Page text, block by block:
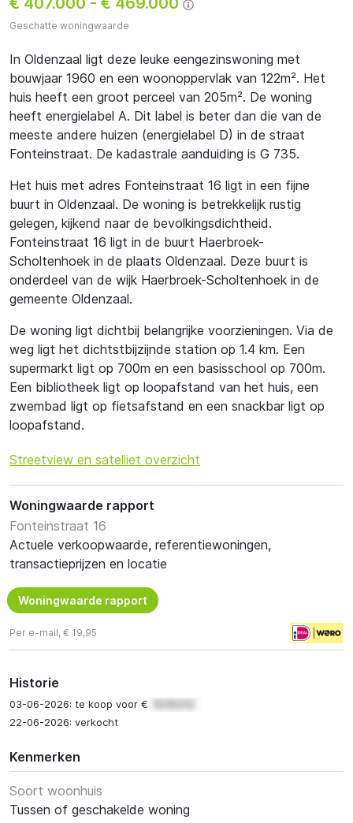
Geschatte woningwaarde
In Oldenzaal ligt deze leuke eengezinswoning met
bouwjaar 1960 en een woonoppervlak van 122m². Het
huis heeft een groot perceel van 205m². De woning
heeft energielabel A. Dit label is beter dan die van de
meeste andere huizen (energielabel D) in de straat
Fonteinstraat. De kadastrale aanduiding is G 735.
Het huis met adres Fonteinstraat 16 ligt in een fijne
buurt in Oldenzaal. De woning is betrekkelijk rustig
gelegen, kijkend naar de bevolkingsdichtheid.
Fonteinstraat 16 ligt in de buurt Haerbroek-
Scholtenhoek in de plaats Oldenzaal. Deze buurt is
onderdeel van de wijk Haerbroek-Scholtenhoek in de
gemeente Oldenzaal.
De woning ligt dichtbij belangrijke voorzieningen. Via de
weg ligt het dichtstbijzijnde station op 1.4 km. Een
supermarkt ligt op 700m en een basisschool op 700m.
Een bibliotheek ligt op loopafstand van het huis, een
zwembad ligt op fietsafstand en een snackbar ligt op
loopafstand.
Streetview en satelliet overzicht
Woningwaarde rapport
Fonteinstraat 16
Actuele verkoopwaarde, referentiewoningen,
transactieprijzen en locatie
Woningwaarde rapport
Per e-mail, € 19,95
Historie
03-06-2026: te koop voor €
22-06-2026: verkocht
Kenmerken
Soort woonhuis
Tussen of geschakelde woning